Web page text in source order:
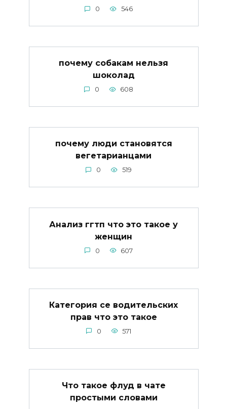
0 546
почему собакам нельзя
шоколад
0 608
почему люди становятся
вегетарианцами
0 519
Анализ ггтп что это такое у
женщин
0 607
Категория се водительских
прав что это такое
0 571
Что такое флуд в чате
простыми словами